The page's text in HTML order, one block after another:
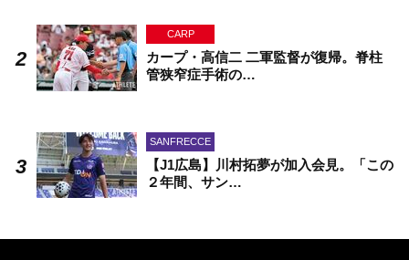
CARP
カープ・高信二 二軍監督が復帰。脊柱
管狭窄症手術の…
SANFRECCE
【J1広島】川村拓夢が加入会見。「この
２年間、サン…